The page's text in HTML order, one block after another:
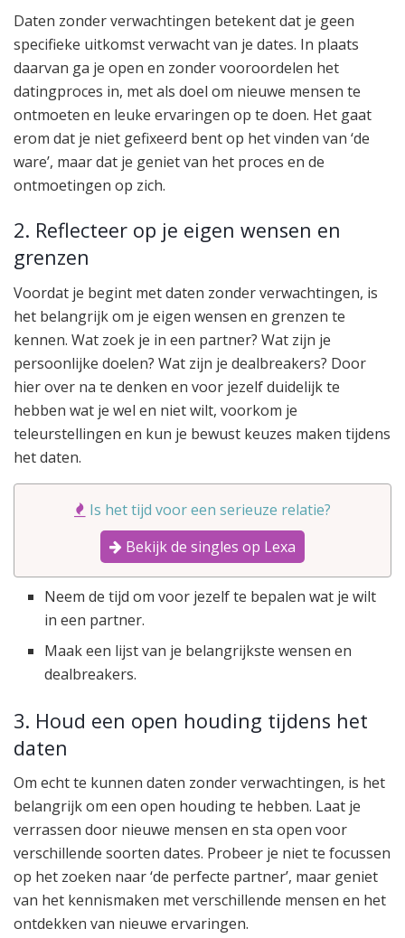
Daten zonder verwachtingen betekent dat je geen
specifieke uitkomst verwacht van je dates. In plaats
daarvan ga je open en zonder vooroordelen het
datingproces in, met als doel om nieuwe mensen te
ontmoeten en leuke ervaringen op te doen. Het gaat
erom dat je niet gefixeerd bent op het vinden van ‘de
ware’, maar dat je geniet van het proces en de
ontmoetingen op zich.
2. Reflecteer op je eigen wensen en
grenzen
Voordat je begint met daten zonder verwachtingen, is
het belangrijk om je eigen wensen en grenzen te
kennen. Wat zoek je in een partner? Wat zijn je
persoonlijke doelen? Wat zijn je dealbreakers? Door
hier over na te denken en voor jezelf duidelijk te
hebben wat je wel en niet wilt, voorkom je
teleurstellingen en kun je bewust keuzes maken tijdens
het daten.
Is het tijd voor een serieuze relatie?
Bekijk de singles op Lexa
Neem de tijd om voor jezelf te bepalen wat je wilt
in een partner.
Maak een lijst van je belangrijkste wensen en
dealbreakers.
3. Houd een open houding tijdens het
daten
Om echt te kunnen daten zonder verwachtingen, is het
belangrijk om een open houding te hebben. Laat je
verrassen door nieuwe mensen en sta open voor
verschillende soorten dates. Probeer je niet te focussen
op het zoeken naar ‘de perfecte partner’, maar geniet
van het kennismaken met verschillende mensen en het
ontdekken van nieuwe ervaringen.